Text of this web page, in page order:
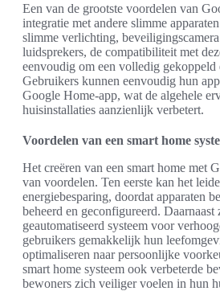
Een van de grootste voordelen van
integratie met andere slimme
slimme verlichting,
luidsprekers, de compatibiliteit met
eenvoudig om een volledig gekoppeld
Gebruikers kunnen eenvoudig hun
Google Home-app, wat de algehele
huisinstallaties aanzienlijk verbetert.
Voordelen van een smart home
Het creëren van een smart home met
van voordelen. Ten eerste kan het
energiebesparing, doordat apparaten
beheerd en geconfigureerd. Daarnaast
geautomatiseerd systeem voor
gebruikers gemakkelijk hun
optimaliseren naar persoonlijke
smart home systeem ook verbeterde
bewoners zich veiliger voelen in hun